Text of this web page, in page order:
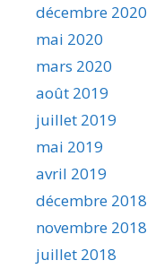
décembre 2020
mai 2020
mars 2020
août 2019
juillet 2019
mai 2019
avril 2019
décembre 2018
novembre 2018
juillet 2018